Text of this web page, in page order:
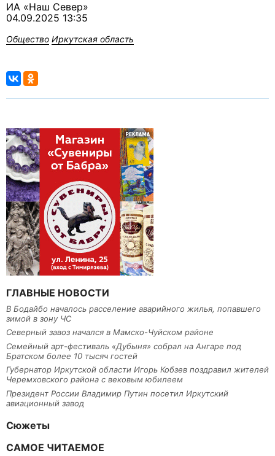
ИА «Наш Север»
04.09.2025 13:35
Общество Иркутская область
ГЛАВНЫЕ НОВОСТИ
В Бодайбо началось расселение аварийного жилья, попавшего
зимой в зону ЧС
Северный завоз начался в Мамско-Чуйском районе
Семейный арт-фестиваль «Дубыня» собрал на Ангаре под
Братском более 10 тысяч гостей
Губернатор Иркутской области Игорь Кобзев поздравил жителей
Черемховского района с вековым юбилеем
Президент России Владимир Путин посетил Иркутский
авиационный завод
Сюжеты
САМОЕ ЧИТАЕМОЕ